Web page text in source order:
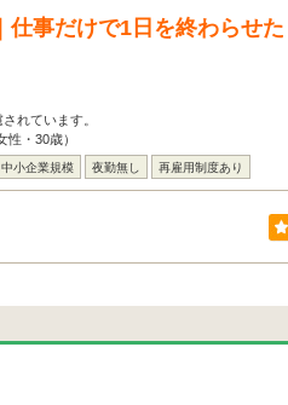
事だけで1日を終わらせ
れています。
・30歳）
中小企業規模 夜勤無し 再雇用制度あり